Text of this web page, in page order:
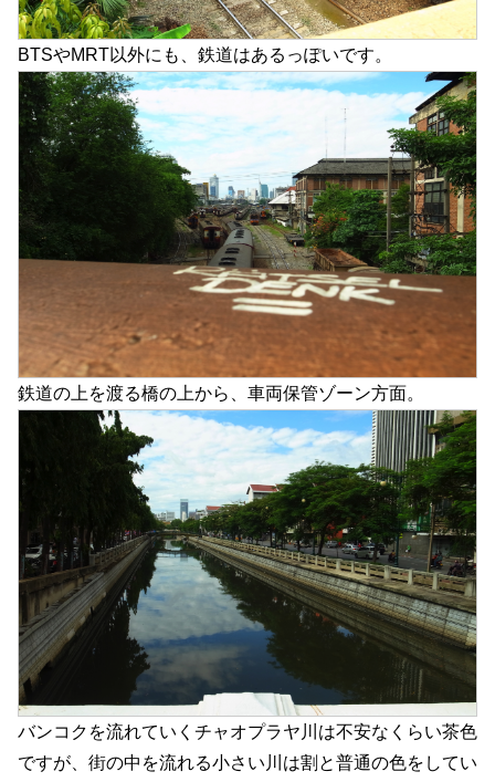
BTSやMRT以外にも、鉄道はあるっぽいです。
鉄道の上を渡る橋の上から、車両保管ゾーン方面。
バンコクを流れていくチャオプラヤ川は不安なくらい茶色
ですが、街の中を流れる小さい川は割と普通の色をしてい